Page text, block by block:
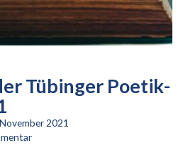
Tübinger Poetik-
2021
zu